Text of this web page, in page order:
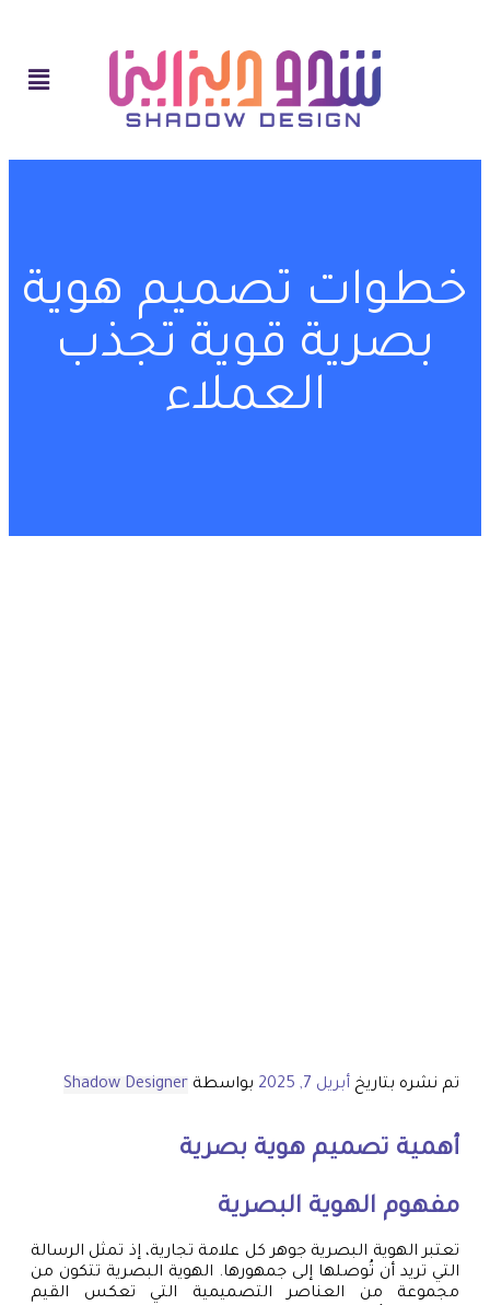
خطوات تصميم هوية
بصرية قوية تجذب
العملاء
تم نشره بتاريخ أبريل 7, 2025 بواسطة Shadow Designer
أهمية تصميم هوية بصرية
مفهوم الهوية البصرية
تعتبر الهوية البصرية جوهر كل علامة تجارية، إذ تمثل الرسالة
التي تريد أن تُوصلها إلى جمهورها. الهوية البصرية تتكون من
مجموعة من العناصر التصميمية التي تعكس القيم